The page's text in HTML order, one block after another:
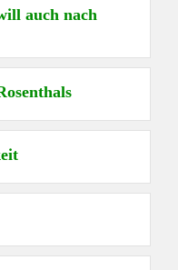
auch nach